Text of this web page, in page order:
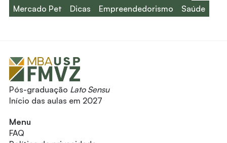
Mercado Pet
Dicas Empreendedorismo Saúde
Pós-graduação Lato Sensu
Início das aulas em 2027
Menu
FAQ